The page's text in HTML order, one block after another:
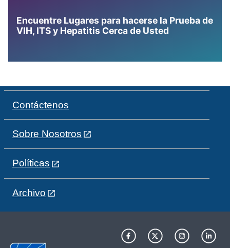
Encuentre Lugares para hacerse la Prueba de
VIH, ITS y Hepatitis Cerca de Usted
Contáctenos
Sobre Nosotros
Políticas
Archivo